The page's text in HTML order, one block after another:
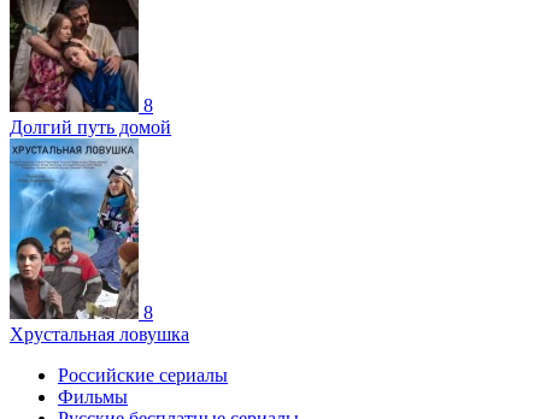
8
Долгий путь домой
8
Хрустальная ловушка
Российские сериалы
Фильмы